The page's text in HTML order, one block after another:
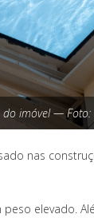
imóvel — Foto:
nas
elevado.